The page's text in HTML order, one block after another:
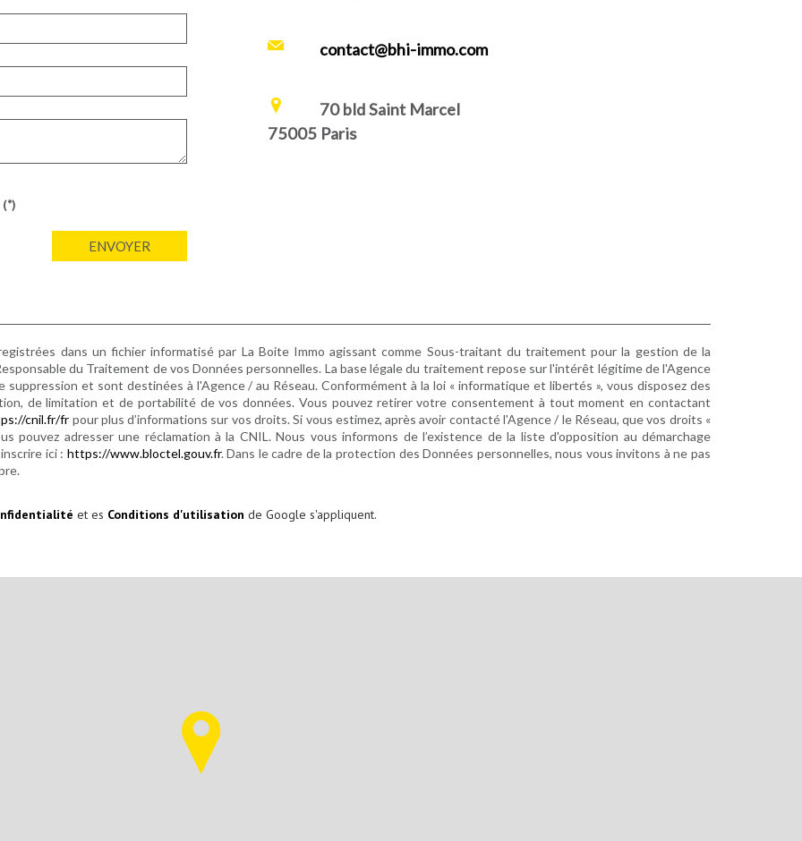
ENVOYER
contact@bhi-immo.com
70 bld Saint Marcel
75005 Paris
dans un fichier informatisé par La Boite Immo agissant comme Sous-traitant du traitement pour la gestion de la
du Traitement de vos Données personnelles. La base légale du traitement repose sur l'intérêt légitime de l'Agence
suppression et sont destinées à l'Agence / au Réseau. Conformément à la loi « informatique et libertés », vous disposez des
de limitation et de portabilité de vos données. Vous pouvez retirer votre consentement à tout moment en contactant
cnil.fr/fr pour plus d’informations sur vos droits. Si vous estimez, après avoir contacté l'Agence / le Réseau, que vos droits «
pouvez adresser une réclamation à la CNIL. Nous vous informons de l’existence de la liste d'opposition au démarchage
ici : https://www.bloctel.gouv.fr. Dans le cadre de la protection des Données personnelles, nous vous invitons à ne pas
et es Conditions d'utilisation de Google s'appliquent.